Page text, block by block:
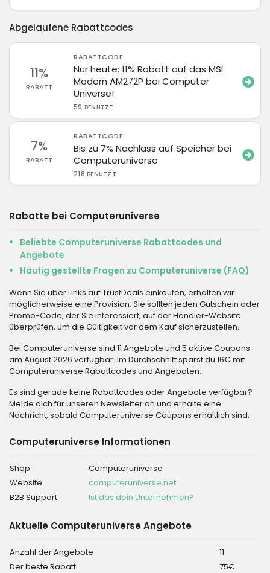
Abgelaufene Rabattcodes
11%
RABATT
RABATTCODE
Nur heute: 11% Rabatt auf das MSI
Modern AM272P bei Computer
Universe!
59 BENUTZT
7%
RABATT
RABATTCODE
Bis zu 7% Nachlass auf Speicher bei
Computeruniverse
218 BENUTZT
Rabatte bei Computeruniverse
Beliebte Computeruniverse Rabattcodes und
Angebote
Häufig gestellte Fragen zu Computeruniverse (FAQ)
Wenn Sie über Links auf TrustDeals einkaufen, erhalten wir
möglicherweise eine Provision. Sie sollten jeden Gutschein oder
Promo-Code, der Sie interessiert, auf der Händler-Website
überprüfen, um die Gültigkeit vor dem Kauf sicherzustellen.
Bei Computeruniverse sind 11 Angebote und 5 aktive Coupons
am August 2026 verfügbar. Im Durchschnitt sparst du 16€ mit
Computeruniverse Rabattcodes und Angeboten.
Es sind gerade keine Rabattcodes oder Angebote verfügbar?
Melde dich für unseren Newsletter an und erhalte eine
Nachricht, sobald Computeruniverse Coupons erhältlich sind.
Computeruniverse Informationen
Shop
Computeruniverse
Website
computeruniverse.net
B2B Support
Ist das dein Unternehmen?
Aktuelle Computeruniverse Angebote
Anzahl der Angebote
11
Der beste Rabatt
75€